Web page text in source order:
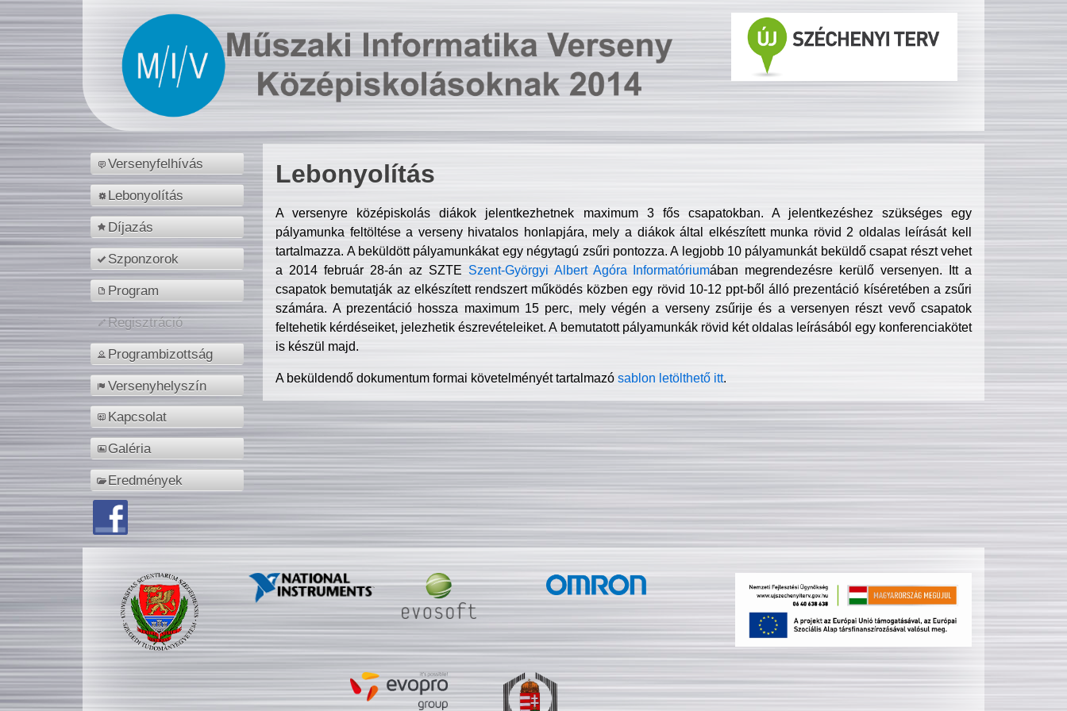
Versenyfelhívás
Lebonyolítás
Díjazás
Szponzorok
Program
Regisztráció
Programbizottság
Versenyhelyszín
Kapcsolat
Galéria
Eredmények
Lebonyolítás
A versenyre középiskolás diákok jelentkezhetnek maximum 3 fős csapatokban. A jelentkezéshez szükséges egy
pályamunka feltöltése a verseny hivatalos honlapjára, mely a diákok által elkészített munka rövid 2 oldalas leírását kell
tartalmazza. A beküldött pályamunkákat egy négytagú zsűri pontozza. A legjobb 10 pályamunkát beküldő csapat részt vehet
a 2014 február 28-án az SZTE Szent-Györgyi Albert Agóra Informatóriumában megrendezésre kerülő versenyen. Itt a
csapatok bemutatják az elkészített rendszert működés közben egy rövid 10-12 ppt-ből álló prezentáció kíséretében a zsűri
számára. A prezentáció hossza maximum 15 perc, mely végén a verseny zsűrije és a versenyen részt vevő csapatok
feltehetik kérdéseiket, jelezhetik észrevételeiket. A bemutatott pályamunkák rövid két oldalas leírásából egy konferenciakötet
is készül majd.
A beküldendő dokumentum formai követelményét tartalmazósablon letölthető itt.